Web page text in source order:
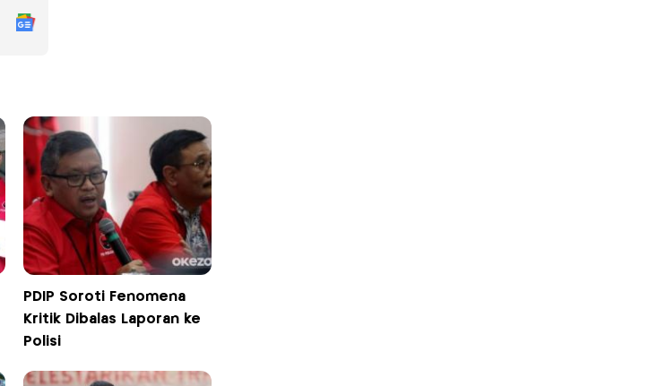
PDIP Soroti Fenomena
Kritik Dibalas Laporan ke
Polisi